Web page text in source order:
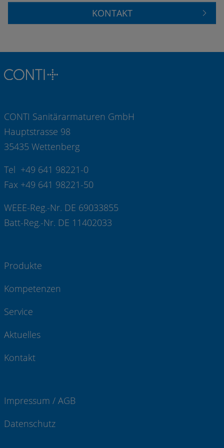
KONTAKT
CONTI Sanitärarmaturen GmbH
Hauptstrasse 98
35435 Wettenberg
Tel +49 641 98221-0
Fax +49 641 98221-50
WEEE-Reg.-Nr. DE 69033855
Batt-Reg.-Nr. DE 11402033
Produkte
Kompetenzen
Service
Aktuelles
Kontakt
Impressum / AGB
Datenschutz